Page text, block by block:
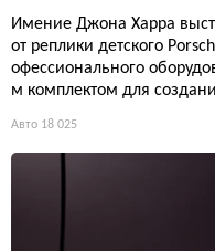
Имение Джона Харра
от реплики детского
офессионального
м комплектом для
Авто 18 025